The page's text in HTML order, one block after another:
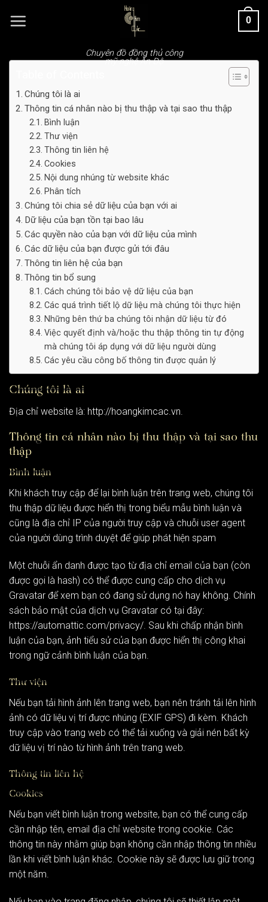
đến
Chuyên đồ đồng thủ công
mỹ nghệ Ấn Độ
0
Chúng tôi là ai
Thông tin cá nhân nào bị thu thập và tại sao thu thập
Bình luận
Thư viện
Thông tin liên hệ
Cookies
Nội dung nhúng từ website khác
Phân tích
Chúng tôi chia sẻ dữ liệu của bạn với ai
Dữ liệu của bạn tồn tại bao lâu
Các quyền nào của bạn với dữ liệu của mình
Các dữ liệu của bạn được gửi tới đâu
Thông tin liên hệ của bạn
Thông tin bổ sung
Cách chúng tôi bảo vệ dữ liệu của bạn
Các quá trình tiết lộ dữ liệu mà chúng tôi thực hiện
Những bên thứ ba chúng tôi nhận dữ liệu từ đó
Việc quyết định và/hoặc thu thập thông tin tự động
mà chúng tôi áp dụng với dữ liệu người dùng
Các yêu cầu công bố thông tin được quản lý
Chúng tôi là ai
Địa chỉ website là: http://hoangkimcac.vn.
Thông tin cá nhân nào bị thu thập và tại sao thu
thập
Bình luận
Khi khách truy cập để lại bình luận trên trang web, chúng tôi
thu thập dữ liệu được hiển thị trong biểu mẫu bình luận và
cũng là địa chỉ IP của người truy cập và chuỗi user agent
của người dùng trình duyệt để giúp phát hiện spam
Một chuỗi ẩn danh được tạo từ địa chỉ email của bạn (còn
được gọi là hash) có thể được cung cấp cho dịch vụ
Gravatar để xem bạn có đang sử dụng nó hay không. Chính
sách bảo mật của dịch vụ Gravatar có tại đây:
https://automattic.com/privacy/. Sau khi chấp nhận bình
luận của bạn, ảnh tiểu sử của bạn được hiển thị công khai
trong ngữ cảnh bình luận của bạn.
Thư viện
Nếu bạn tải hình ảnh lên trang web, bạn nên tránh tải lên hình
ảnh có dữ liệu vị trí được nhúng (EXIF GPS) đi kèm. Khách
truy cập vào trang web có thể tải xuống và giải nén bất kỳ
dữ liệu vị trí nào từ hình ảnh trên trang web.
Thông tin liên hệ
Cookies
Nếu bạn viết bình luận trong website, bạn có thể cung cấp
cần nhập tên, email địa chỉ website trong cookie. Các
thông tin này nhằm giúp bạn không cần nhập thông tin nhiều
lần khi viết bình luận khác. Cookie này sẽ được lưu giữ trong
một năm.